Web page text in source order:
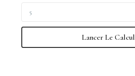
Lancer Le Calcul